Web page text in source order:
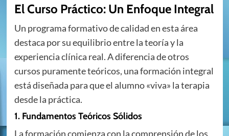
El Curso Práctico: Un Enfoque Integral
Un programa formativo de calidad en esta área
destaca por su equilibrio entre la teoría y la
experiencia clínica real. A diferencia de otros
cursos puramente teóricos, una formación integral
está diseñada para que el alumno «viva» la terapia
desde la práctica.
1. Fundamentos Teóricos Sólidos
La formación comienza con la comprensión de los